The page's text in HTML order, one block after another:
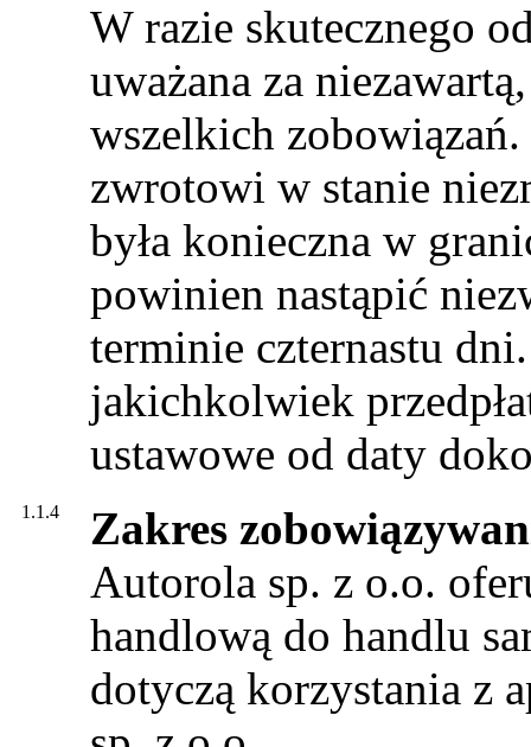
W razie skutecznego
uważana za
wszelkich
zwrotowi w stanie
była konieczna w
powinien nastąpić
terminie czternastu
jakichkolwiek
ustawowe od daty
1.1.4
Zakres
Autorola sp. z o.o.
handlową do handlu
dotyczą korzystania z